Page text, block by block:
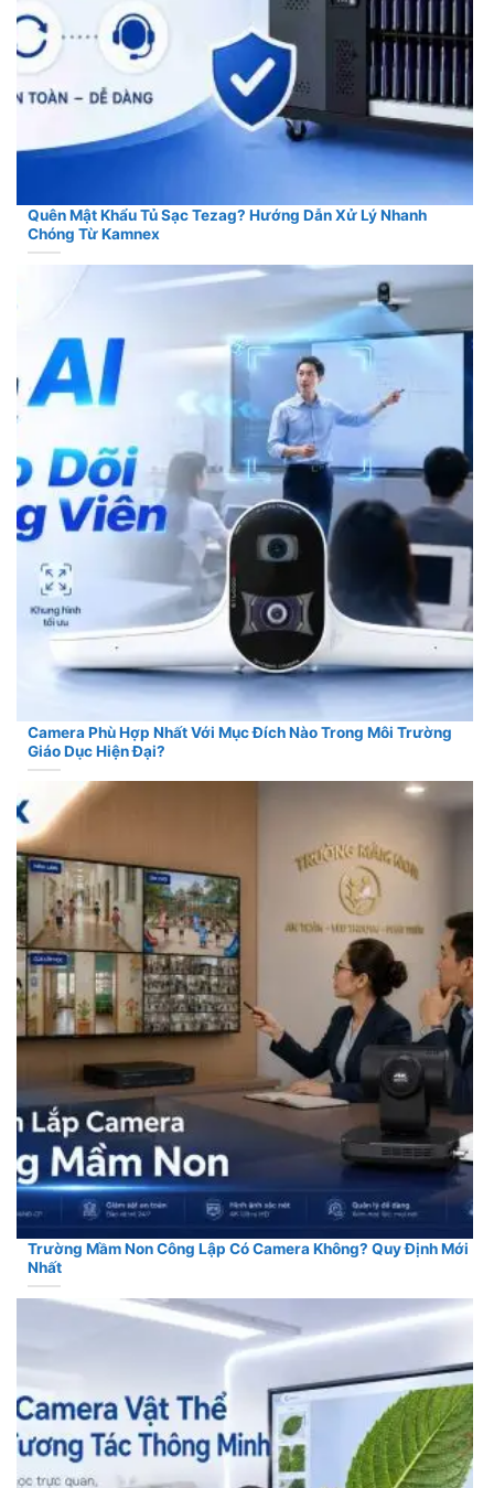
Quên Mật Khẩu Tủ Sạc Tezag? Hướng Dẫn Xử Lý Nhanh
Chóng Từ Kamnex
Camera Phù Hợp Nhất Với Mục Đích Nào Trong Môi Trường
Giáo Dục Hiện Đại?
Trường Mầm Non Công Lập Có Camera Không? Quy Định Mới
Nhất